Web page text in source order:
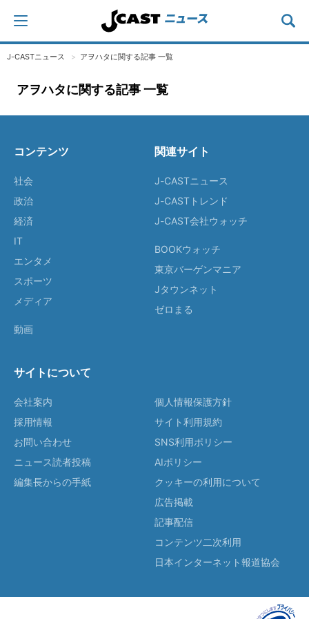
J-CASTニュース アヲハタに関する記事 一覧
アヲハタに関する記事 一覧
コンテンツ
社会
政治
経済
IT
エンタメ
スポーツ
メディア
動画
関連サイト
J-CASTニュース
J-CASTトレンド
J-CAST会社ウォッチ
BOOKウォッチ
東京バーゲンマニア
Jタウンネット
ゼロまる
サイトについて
会社案内
採用情報
お問い合わせ
ニュース読者投稿
編集長からの手紙
個人情報保護方針
サイト利用規約
SNS利用ポリシー
AIポリシー
クッキーの利用について
広告掲載
記事配信
コンテンツ二次利用
日本インターネット報道協会